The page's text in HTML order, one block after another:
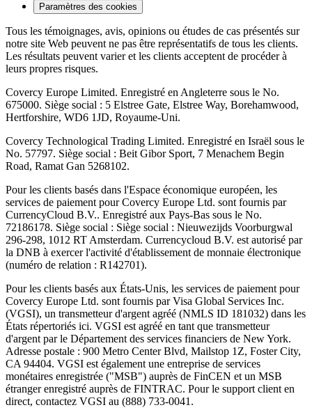
Paramètres des cookies
Tous les témoignages, avis, opinions ou études de cas présentés sur
notre site Web peuvent ne pas être représentatifs de tous les clients.
Les résultats peuvent varier et les clients acceptent de procéder à
leurs propres risques.
Covercy Europe Limited. Enregistré en Angleterre sous le No.
675000. Siège social : 5 Elstree Gate, Elstree Way, Borehamwood,
Hertforshire, WD6 1JD, Royaume-Uni.
Covercy Technological Trading Limited. Enregistré en Israël sous le
No. 57797. Siège social : Beit Gibor Sport, 7 Menachem Begin
Road, Ramat Gan 5268102.
Pour les clients basés dans l'Espace économique européen, les
services de paiement pour Covercy Europe Ltd. sont fournis par
CurrencyCloud B.V.. Enregistré aux Pays-Bas sous le No.
72186178. Siège social : Siège social : Nieuwezijds Voorburgwal
296-298, 1012 RT Amsterdam. Currencycloud B.V. est autorisé par
la DNB à exercer l'activité d'établissement de monnaie électronique
(numéro de relation : R142701).
Pour les clients basés aux États-Unis, les services de paiement pour
Covercy Europe Ltd. sont fournis par Visa Global Services Inc.
(VGSI), un transmetteur d'argent agréé (NMLS ID 181032) dans les
États répertoriés ici. VGSI est agréé en tant que transmetteur
d'argent par le Département des services financiers de New York.
Adresse postale : 900 Metro Center Blvd, Mailstop 1Z, Foster City,
CA 94404. VGSI est également une entreprise de services
monétaires enregistrée ("MSB") auprès de FinCEN et un MSB
étranger enregistré auprès de FINTRAC. Pour le support client en
direct, contactez VGSI au (888) 733-0041.